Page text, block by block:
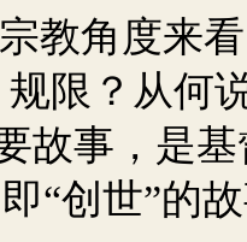
教角度来
规限？从何
故事，是
“创世”的